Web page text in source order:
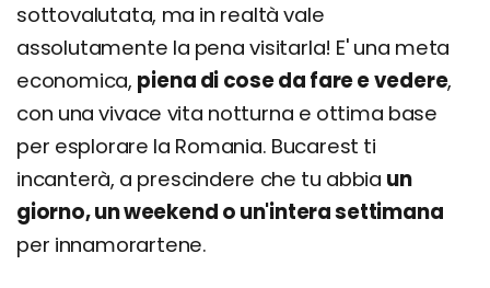
sottovalutata, ma in realtà vale
assolutamente la pena visitarla! E' una meta
economica, piena di cose da fare e vedere,
con una vivace vita notturna e ottima base
per esplorare la Romania. Bucarest ti
incanterà, a prescindere che tu abbia un
giorno, un weekend o un'intera settimana
per innamorartene.